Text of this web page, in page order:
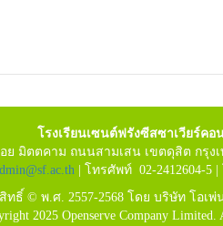
โรงเรียนเซนต์ฟรังซีสซาเวียร์คอ
ย มิตตคาม ถนนสามเสน เขตดุสิต กรุง
| โทรศัพท์ 02-2412604-5 |
ทธิ์ © พ.ศ. 2557-2568 โดย บริษัท โอเ
2025 Openserve Company Limited.